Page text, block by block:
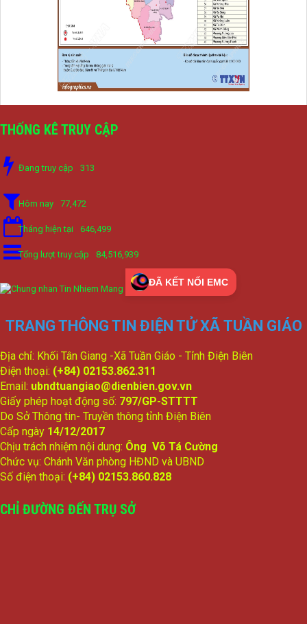
THỐNG KÊ TRUY CẬP
Đang truy cập 313
Hôm nay 77,472
Tháng hiện tại 646,499
Tổng lượt truy cập 84,516,939
ĐÃ KẾT NỐI EMC
TRANG THÔNG TIN ĐIỆN TỬ XÃ TUẦN GIÁO
Địa chỉ: Khối Tân Giang -Xã Tuần Giáo - Tỉnh Điện Biên
Điện thoại: (+84) 02153.862.311
Email: ubndtuangiao@dienbien.gov.vn
Giấy phép hoạt động số: 797/GP-STTTT
Do Sở Thông tin- Truyền thông tỉnh Điện Biên
Cấp ngày 14/12/2017
Chịu trách nhiệm nội dung: Ông Võ Tá Cường
Chức vụ: Chánh Văn phòng HĐND và UBND
Số điện thoại: (+84) 02153.860.828
CHỈ ĐƯỜNG ĐẾN TRỤ SỞ